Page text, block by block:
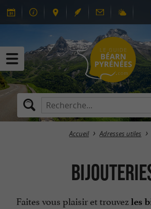
Accueil Adresses utiles
Faites vous plaisir et trouvezles